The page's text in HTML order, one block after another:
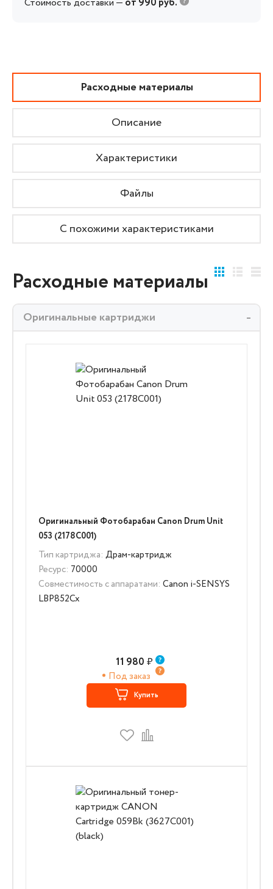
Расходные материалы
Описание
Характеристики
Файлы
С похожими характеристиками
Расходные материалы
Оригинальные картриджи
Оригинальный Фотобарабан Canon Drum Unit
053 (2178C001)
Тип картриджа: Драм-картридж
Ресурс: 70000
Совместимость с аппаратами: Canon i-SENSYS
LBP852Cx
11 980 ₽
Под заказ
Купить